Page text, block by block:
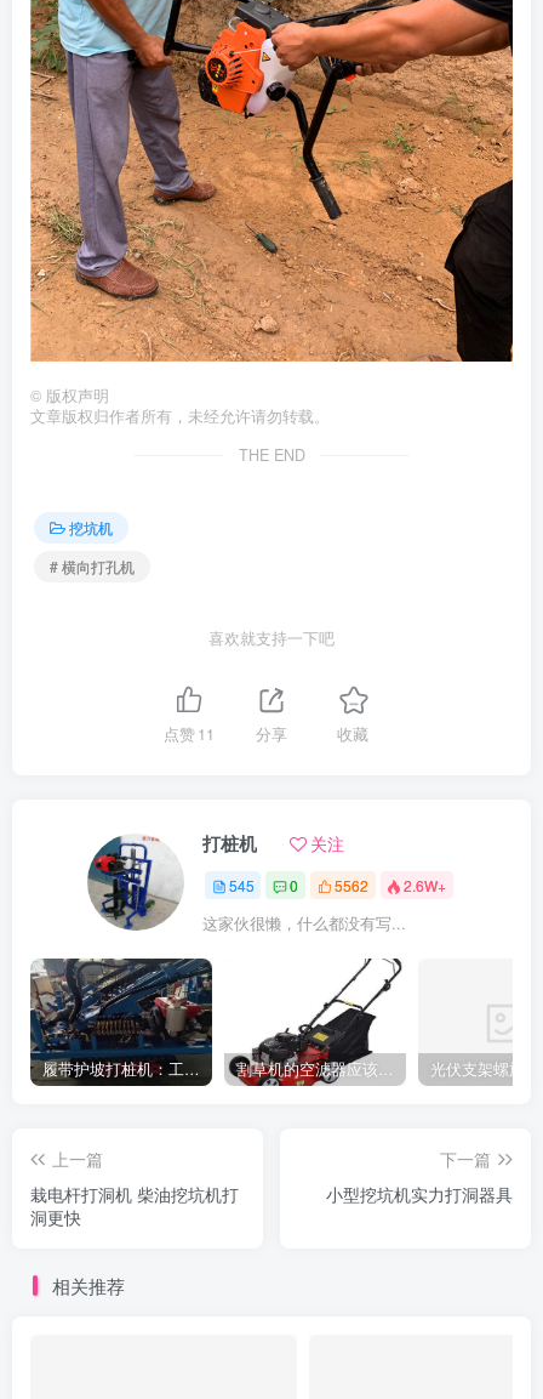
© 版权声明
文章版权归作者所有，未经允许请勿转载。
THE END
挖坑机
# 横向打孔机
喜欢就支持一下吧
点赞11 分享 收藏
打桩机 关注
545 0 5562 2.6W+
这家伙很懒，什么都没有写...
履带护坡打桩机：工地施工利器 割草机的空滤器应该怎么清洁
上一篇
栽电杆打洞机 柴油挖坑机打
洞更快
下一篇
小型挖坑机实力打洞器具
相关推荐